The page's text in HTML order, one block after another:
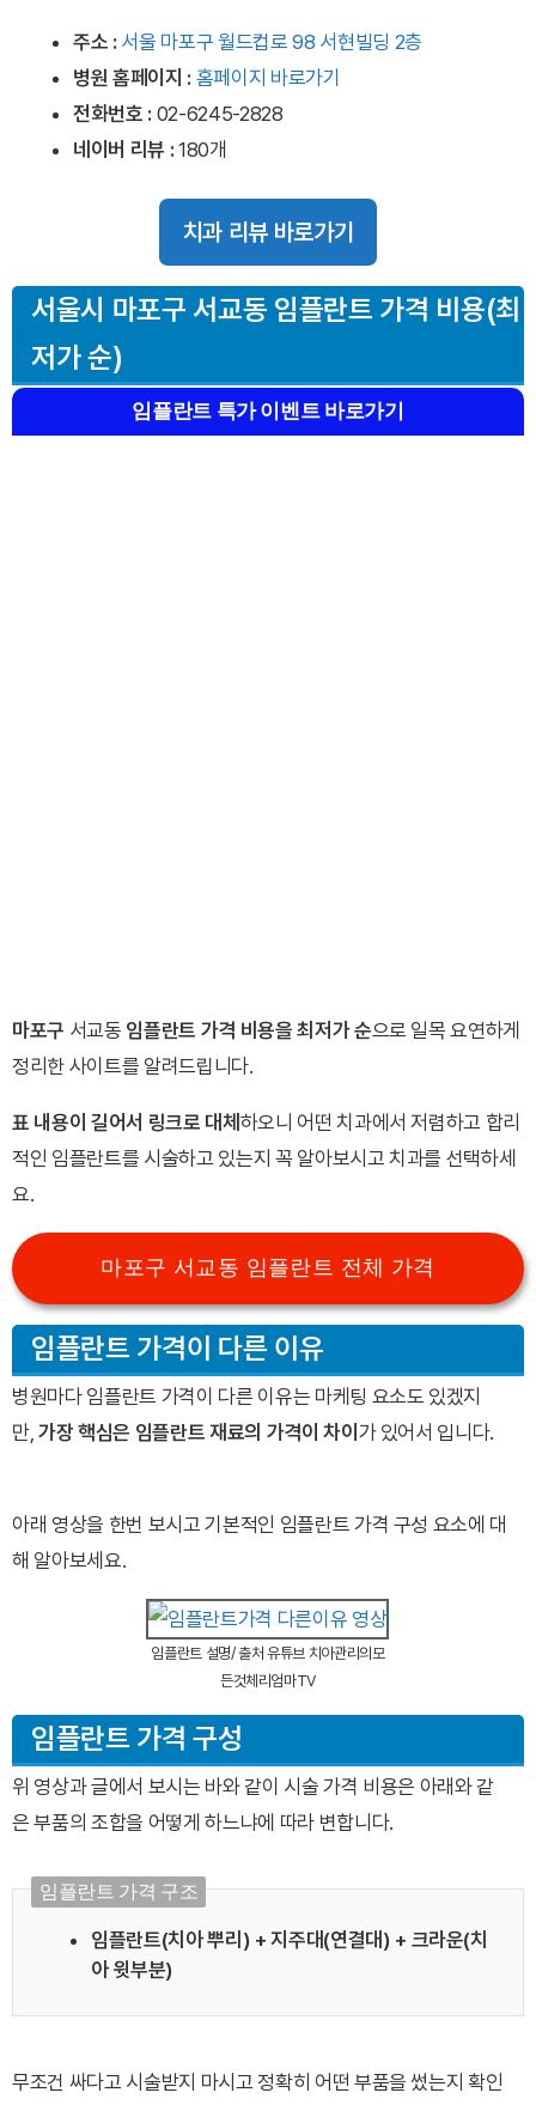
주소 : 서울 마포구 월드컵로 98 서현빌딩 2층
병원 홈페이지 : 홈페이지 바로가기
전화번호 : 02-6245-2828
네이버 리뷰 : 180개
치과 리뷰 바로가기
서울시 마포구 서교동 임플란트 가격 비용(최
저가 순)
임플란트 특가 이벤트 바로가기
마포구 서교동 임플란트 가격 비용을 최저가 순으로 일목 요연하게
정리한 사이트를 알려드립니다.
표 내용이 길어서 링크로 대체 하오니 어떤 치과에서 저렴하고 합리
적인 임플란트를 시술하고 있는지 꼭 알아보시고 치과를 선택하세
요.
마포구 서교동 임플란트 전체 가격
임플란트 가격이 다른 이유
병원마다 임플란트 가격이 다른 이유는 마케팅 요소도 있겠지
만, 가장 핵심은 임플란트 재료의 가격이 차이 가 있어서 입니다.
아래 영상을 한번 보시고 기본적인 임플란트 가격 구성 요소에 대
해 알아보세요.
임플란트 설명/ 출처 유튜브 치아관리의모
든것체리엄마TV
임플란트 가격 구성
위 영상과 글에서 보시는 바와 같이 시술 가격 비용은 아래와 같
은 부품의 조합을 어떻게 하느냐에 따라 변합니다.
임플란트 가격 구조
임플란트(치아 뿌리) + 지주대(연결대) + 크라운(치
아 윗부분)
무조건 싸다고 시술받지 마시고 정확히 어떤 부품을 썼는지 확인